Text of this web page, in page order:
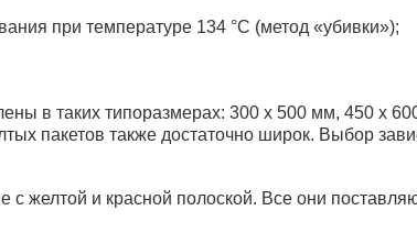
600*750 (желтый) (100шт)
при температуре 134 °С (метод «убивки»);
в таких типоразмерах: 300 х 500 мм, 450 х
пакетов также достаточно широк. Выбор
желтой и красной полоской. Все они